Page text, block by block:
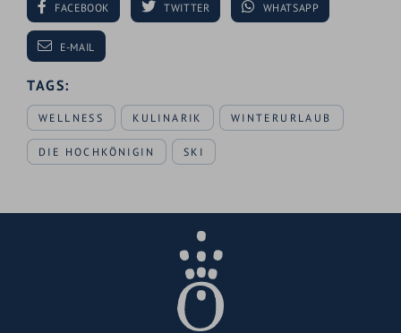
FACEBOOK TWITTER WHATSAPP
E-MAIL
TAGS:
WELLNESS KULINARIK WINTERURLAUB
DIE HOCHKÖNIGIN SKI